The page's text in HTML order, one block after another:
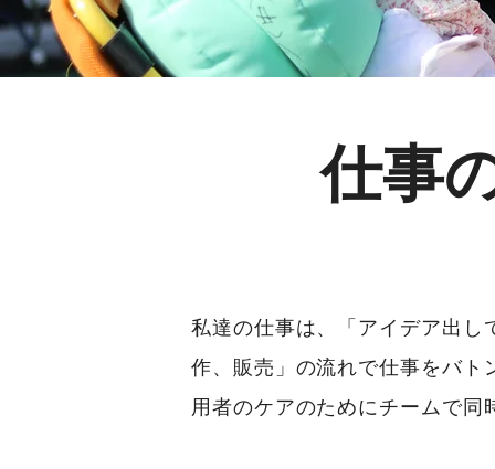
仕事
私達の仕事は、「アイデア出
作、販売」の流れで仕事をバ
用者のケアのためにチームで同